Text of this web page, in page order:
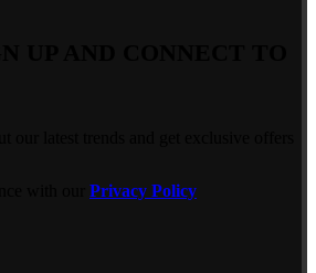
Privacy Policy